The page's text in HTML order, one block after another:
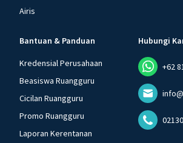
Airis
Bantuan & Panduan
Kredensial Perusahaan
Beasiswa Ruangguru
Cicilan Ruangguru
Promo Ruangguru
Laporan Kerentanan
Hubungi
+62